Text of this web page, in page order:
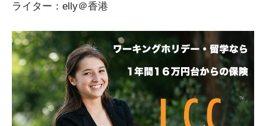
ライター：elly＠香港